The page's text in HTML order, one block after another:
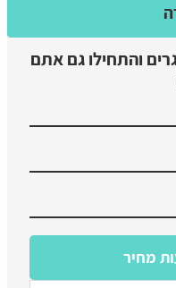
והתחילו גם אתם